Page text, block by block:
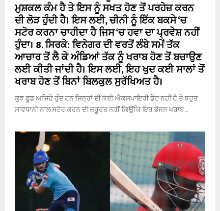
ਮੁਸ਼ਕਲ ਕੰਮ ਹੈ ਤੇ ਇਸ ਨੂੰ ਸਖਤ ਹੋਣ ਤੋਂ ਪਰਹੇਜ਼ ਕਰਨ
ਦੀ ਲੋੜ ਹੁੰਦੀ ਹੈ। ਇਸ ਲਈ, ਚੀਨੀ ਨੂੰ ਇੱਕ ਬਕਸੇ ‘ਚ
ਸਟੋਰ ਕਰਨਾ ਚਾਹੀਦਾ ਹੈ ਜਿਸ ‘ਚ ਹਵਾ ਦਾ ਪ੍ਰਵੇਸ਼ ਨਹੀਂ
ਹੁੰਦਾ। 8. ਸਿਰਕੇ: ਵਿਨੇਗਰ ਦੀ ਵਰਤੋਂ ਲੰਬੇ ਸਮੇਂ ਤੱਕ
ਆਚਾਰ ਤੋਂ ਲੈ ਕੇ ਅੰਡਿਆਂ ਤੱਕ ਨੂੰ ਖਰਾਬ ਹੋਣ ਤੋਂ ਬਚਾਉਣ
ਲਈ ਕੀਤੀ ਜਾਂਦੀ ਹੈ। ਇਸ ਲਈ, ਇਹ ਖੁਦ ਕਈ ਸਾਲਾਂ ਤੋਂ
ਖਰਾਬ ਹੋਣ ਤੋਂ ਬਿਨਾਂ ਬਿਲਕੁਲ ਸੁਰੱਖਿਅਤ ਹੈ।
ਕੁਝ ਫੂਡ ਅਜਿਹੇ ਹੁੰਦ ਹਨ ਜਿਨ੍ਹਾਂ ਦੀ ਕੋਈ ਐਕਸਪਾਇਰੀ ਡੇਟ ਨਹੀਂ ਹੈ ਤੇ ਬਹੁਤ
ਸਾਵਧਾਨੀ ਨਾਲ ਸਟੋਰ ਕਰਨ ਦੀ ਜ਼ਰੂਰਤ ਨਹੀਂ ਕਿਉਂਕਿ ਇਹ ਭੋਜਨ ਖਰਾਬ...